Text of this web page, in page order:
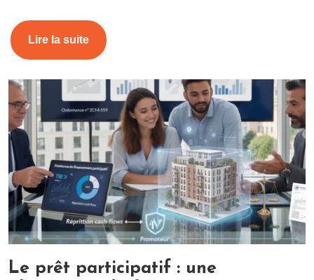
Lire la suite
Le prêt participatif : une